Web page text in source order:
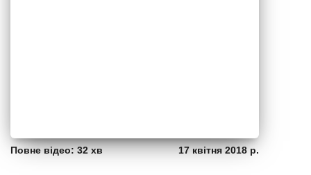
Повне відео: 32 хв 17 квітня 2018 р.